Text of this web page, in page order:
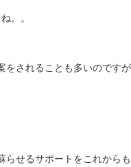
。。
をされることも多いのですが
せるサポートをこれからも